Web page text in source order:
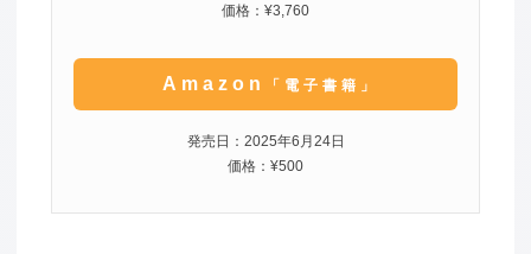
価格：¥3,760
Amazon 「電子書籍」
発売日：2025年6月24日
価格：¥500